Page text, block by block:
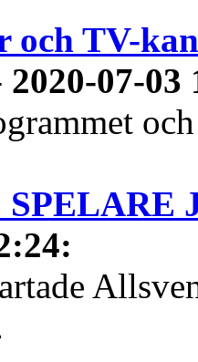
och TV-
2020-07-03
SPELARE
: